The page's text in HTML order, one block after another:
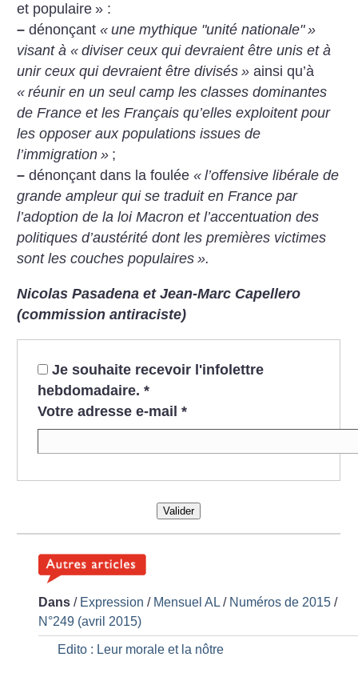
et populaire » :
– dénonçant« une mythique "unité nationale" »
visant à « diviser ceux qui devraient être unis et à
unir ceux qui devraient être divisés » ainsi qu’à
« réunir en un seul camp les classes dominantes
de France et les Français qu’elles exploitent pour
les opposer aux populations issues de
l’immigration » ;
– dénonçant dans la foulée« l’offensive libérale de
grande ampleur qui se traduit en France par
l’adoption de la loi Macron et l’accentuation des
politiques d’austérité dont les premières victimes
sont les couches populaires ».
Nicolas Pasadena et Jean-Marc Capellero
(commission antiraciste)
Je souhaite recevoir l'infolettre
hebdomadaire. *
Votre adresse e-mail *
Valider
Dans / Expression / Mensuel AL / Numéros de 2015 /
N°249 (avril 2015)
Edito : Leur morale et la nôtre